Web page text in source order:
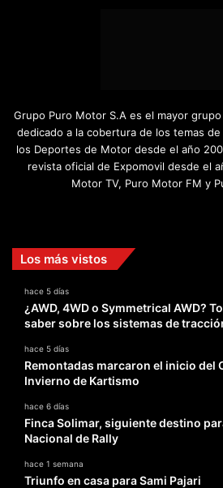
Grupo Puro Motor S.A es el mayor
dedicado a la cobertura de los temas
los Deportes de Motor desde el año
revista oficial de Expomovil desde el
Motor TV, Puro Motor FM y
Los más vistos
hace 5 días
¿AWD, 4WD o Symmetrical AWD?
saber sobre los sistemas de
hace 5 días
Remontadas marcaron el inicio del
Invierno de Kartismo
hace 6 días
Finca Solimar, siguiente destino
Nacional de Rally
hace 1 semana
Triunfo en casa para Sami Pajari